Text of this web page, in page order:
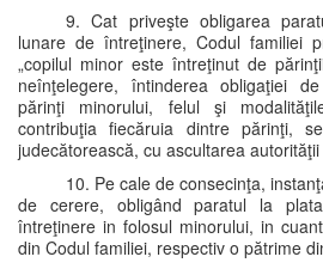
9. Cat priveşte obligarea
lunare de întreţinere, Codul familiei
„copilul minor este întreţinut de
neînţelegere, întinderea obligaţiei
părinţi minorului, felul şi
contribuţia fiecăruia dintre părinţi,
judecătorească, cu ascultarea autorităţii
10. Pe cale de consecinţa,
de cerere, obligând paratul la
întreţinere in folosul minorului, in
din Codul familiei, respectiv o pătrime